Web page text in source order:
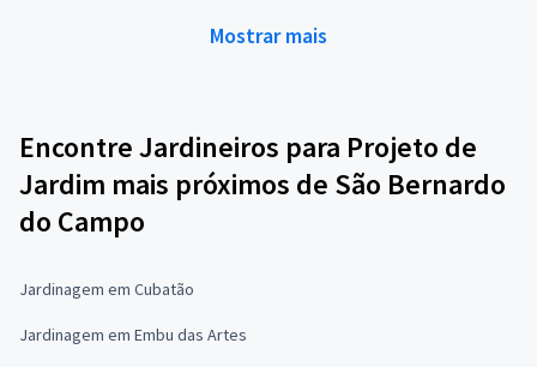
Mostrar mais
Encontre Jardineiros para Projeto de
Jardim mais próximos de São Bernardo
do Campo
Jardinagem em Cubatão
Jardinagem em Embu das Artes